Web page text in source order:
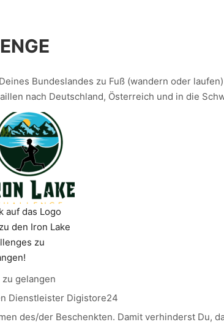
Bundeslandes zu Fuß (wandern oder
nach Deutschland, Österreich und in die
auf das Logo
den Iron Lake
zu
zu gelangen
Dienstleister Digistore24
des/der Beschenkten. Damit verhinderst Du,